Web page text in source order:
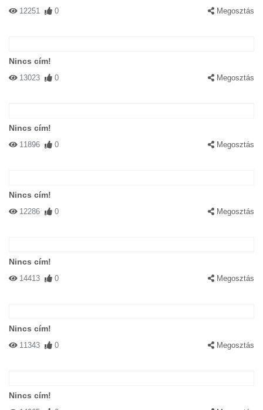
12251 0 Megosztás
Nincs cím!
13023 0 Megosztás
Nincs cím!
11896 0 Megosztás
Nincs cím!
12286 0 Megosztás
Nincs cím!
14413 0 Megosztás
Nincs cím!
11343 0 Megosztás
Nincs cím!